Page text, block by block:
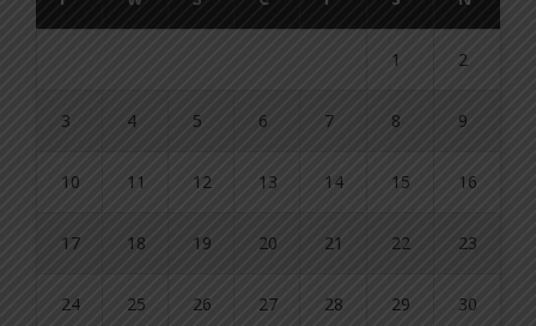
1 2
3 4 5 6 7 8 9
10 11 12 13 14 15 16
17 18 19 20 21 22 23
24 25 26 27 28 29 30